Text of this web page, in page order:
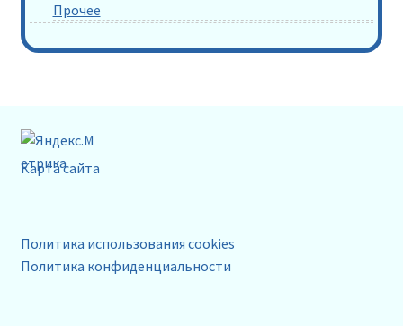
Прочее
Карта сайта
Политика использования cookies
Политика конфиденциальности